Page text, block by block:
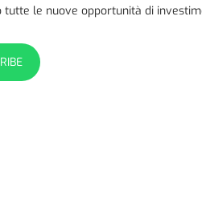
tutte le nuove opportunità di